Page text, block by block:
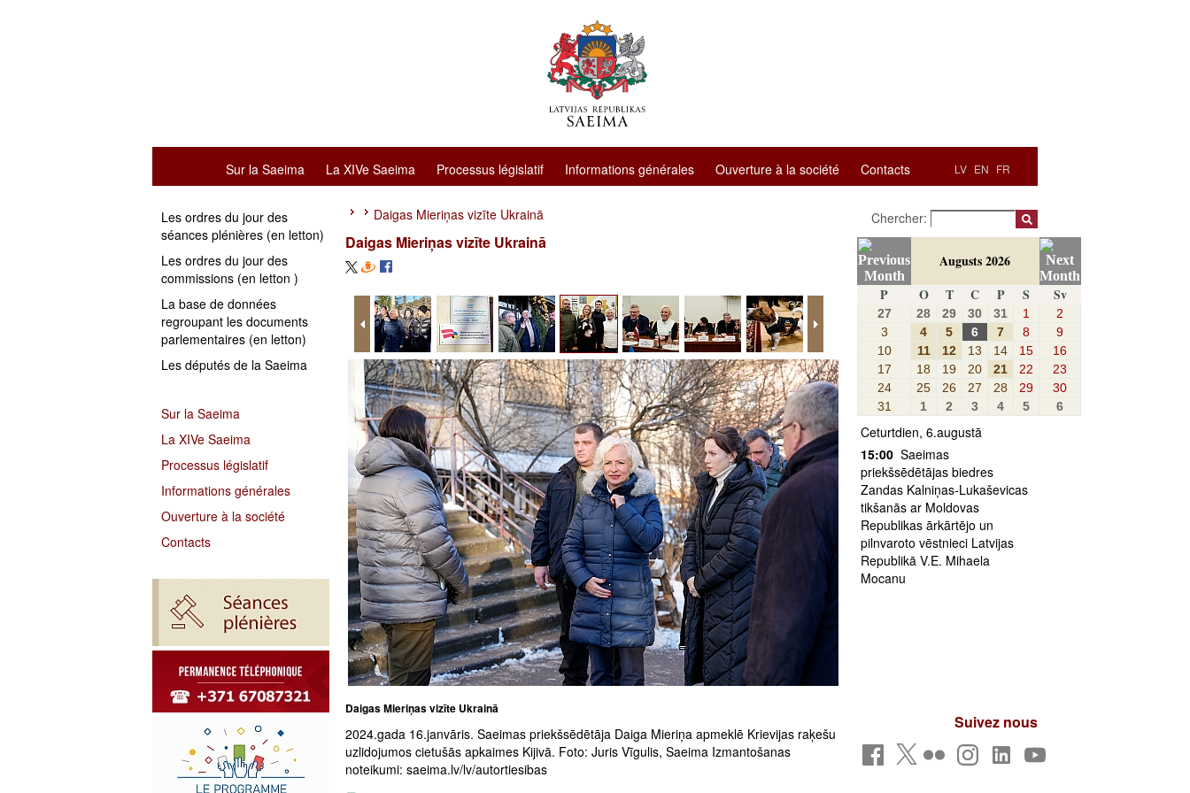
LV EN FR
Sur la Saeima La XIVe Saeima Processus législatif Informations générales Ouverture à la société Contacts
Les ordres du jour des
séances plénières (en letton)
Les ordres du jour des
commissions (en letton )
La base de données
regroupant les documents
parlementaires (en letton)
Les députés de la Saeima
Sur la Saeima
La XIVe Saeima
Processus législatif
Informations générales
Ouverture à la société
Contacts
Daigas Mieriņas vizīte Ukrainā
Daigas Mieriņas vizīte Ukrainā
Daigas Mieriņas vizīte Ukrainā
2024.gada 16.janvāris. Saeimas priekšsēdētāja Daiga Mieriņa apmeklē Krievijas raķešu
uzlidojumos cietušās apkaimes Kijivā. Foto: Juris Vīgulis, Saeima Izmantošanas
noteikumi: saeima.lv/lv/autortiesibas
Chercher:
Augusts 2026
P
O T C P S Sv
27 28 29 30 31 1
2
3
4 5 6 7 8
9
10
11 12 13 14 15
16
17
18 19 20 21 22
23
24
25 26 27 28 29
30
31
1 2 3 4 5 6
Ceturtdien, 6.augustā
15:00 Saeimas
priekšsēdētājas biedres
Zandas Kalniņas-Lukaševicas
tikšanās ar Moldovas
Republikas ārkārtējo un
pilnvaroto vēstnieci Latvijas
Republikā V.E. Mihaela
Mocanu
Suivez nous